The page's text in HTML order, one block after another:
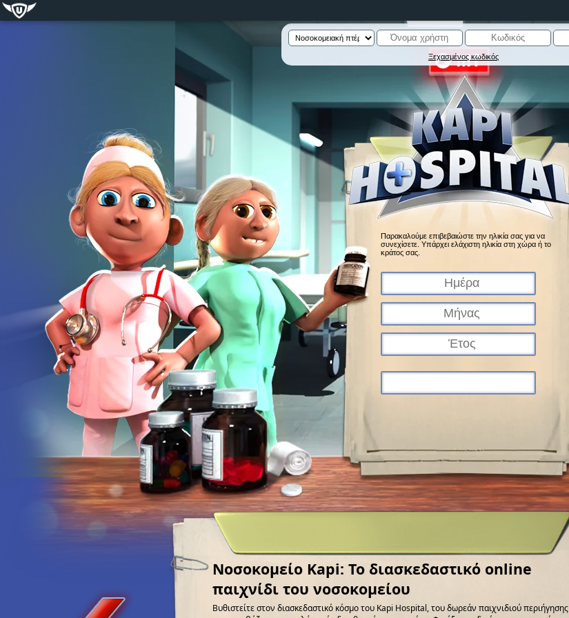
Ξεχασμένος κωδικός
Παρακαλούμε επιβεβαιώστε την ηλικία σας για να
συνεχίσετε. Υπάρχει ελάχιστη ηλικία στη χώρα ή το
κράτος σας.
Νοσοκομείο Kapi: Το διασκεδαστικό online
παιχνίδι του νοσοκομείου
Βυθιστείτε στον διασκεδαστικό κόσμο του Kapi Hospital, του δωρεάν παιχνιδιού περιήγησης